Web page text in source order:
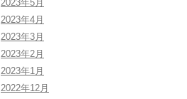
2023年5月
2023年4月
2023年3月
2023年2月
2023年1月
2022年12月